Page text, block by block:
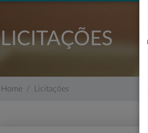
LICITAÇÕES
Home Licitações